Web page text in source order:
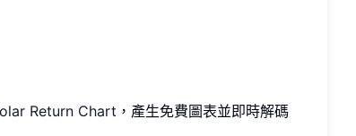
Return Chart ，產生免費圖表並即時解碼